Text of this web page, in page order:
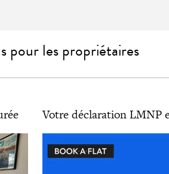
pour les propriétaires
Votre déclaration LMNP